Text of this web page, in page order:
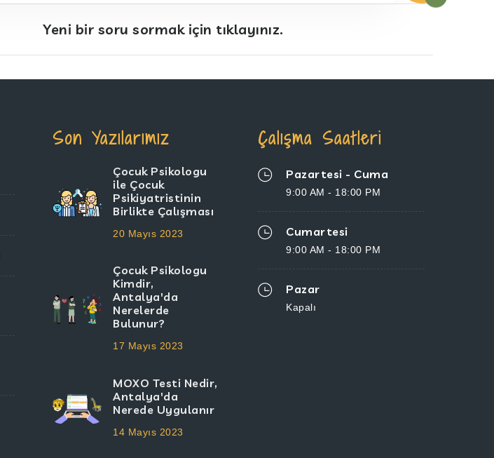
Yeni bir soru sormak için tıklayınız.
Son Yazılarımız
Çocuk Psikologu
ile Çocuk
Psikiyatristinin
Birlikte Çalışması
20 Mayıs 2023
Çocuk Psikologu
Kimdir,
Antalya'da
Nerelerde
Bulunur?
17 Mayıs 2023
MOXO Testi Nedir,
Antalya'da
Nerede Uygulanır
14 Mayıs 2023
Çalışma Saatleri
Pazartesi - Cuma
9:00 AM - 18:00 PM
Cumartesi
9:00 AM - 18:00 PM
Pazar
Kapalı